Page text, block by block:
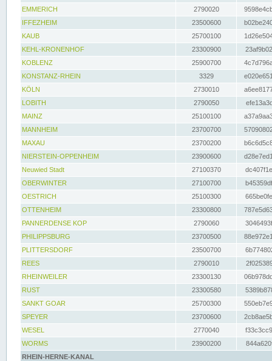
EMMERICH
2790020
IFFEZHEIM
23500600
KAUB
25700100
KEHL-KRONENHOF
23300900
KOBLENZ
25900700
KONSTANZ-RHEIN
3329
KÖLN
2730010
LOBITH
2790050
MAINZ
25100100
MANNHEIM
23700700
MAXAU
23700200
NIERSTEIN-OPPENHEIM
23900600
Neuwied Stadt
27100370
OBERWINTER
27100700
OESTRICH
25100300
OTTENHEIM
23300800
PANNERDENSE KOP
2790060
PHILIPPSBURG
23700500
PLITTERSDORF
23500700
REES
2790010
RHEINWEILER
23300130
RUST
23300580
SANKT GOAR
25700300
SPEYER
23700600
WESEL
2770040
WORMS
23900200
RHEIN-HERNE-KANAL